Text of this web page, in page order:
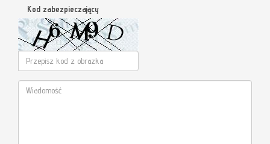
Kod zabezpieczający